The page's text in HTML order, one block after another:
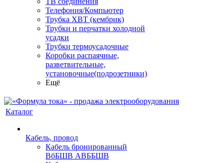
Телефония/Компьютер
Трубка ХВТ (кембрик)
Трубки и перчатки холодной
усадки
Трубки термоусадочные
Коробки распаячные,
разветвительные,
установочные(подрозетники)
Ещё
Каталог
Кабель, провод
Кабель бронированный
ВбБШВ АВББШВ